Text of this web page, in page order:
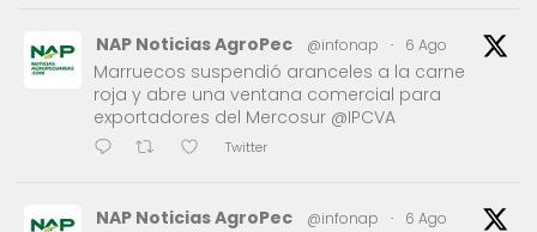
NAP Noticias AgroPec @infonap · 6 Ago
Marruecos suspendió aranceles a la carne
roja y abre una ventana comercial para
exportadores del Mercosur @IPCVA
Twitter
NAP Noticias AgroPec @infonap · 6 Ago